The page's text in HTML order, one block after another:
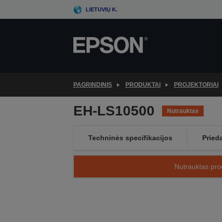
to
LIETUVIŲ K.
PAGRINDINIS PRODUKTAI PROJEKTORIAI
EH-LS10500 Nutrauktas
Techninės specifikacijos
Nutrauktas